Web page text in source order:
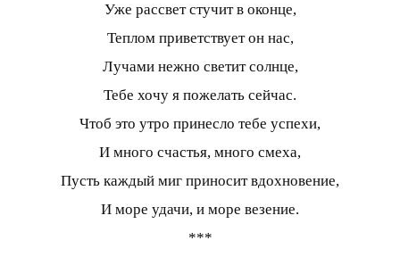
Уже рассвет стучит в оконце,
Теплом приветствует он нас,
Лучами нежно светит солнце,
Тебе хочу я пожелать сейчас.
Чтоб это утро принесло тебе успехи,
И много счастья, много смеха,
Пусть каждый миг приносит вдохновение,
И море удачи, и море везение.
***